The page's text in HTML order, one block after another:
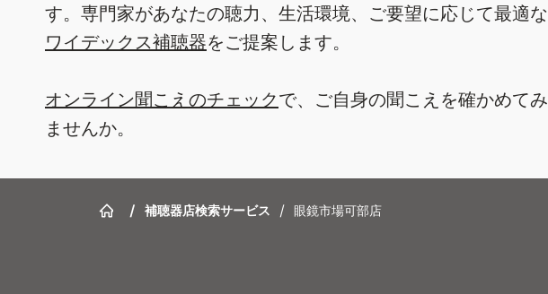
す。専門家があなたの聴力、生活環境、ご要望に応じて最適な
ワイデックス補聴器をご提案します。
オンライン聞こえのチェックで、ご自身の聞こえを確かめてみ
ませんか。
/ 補聴器店検索サービス / 眼鏡市場可部店